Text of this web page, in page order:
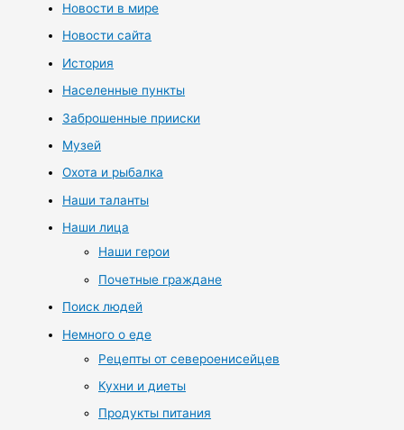
Новости в мире
Новости сайта
История
Населенные пункты
Заброшенные прииски
Музей
Охота и рыбалка
Наши таланты
Наши лица
Наши герои
Почетные граждане
Поиск людей
Немного о еде
Рецепты от североенисейцев
Кухни и диеты
Продукты питания